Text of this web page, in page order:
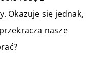
Okazuje się jednak,
nasze